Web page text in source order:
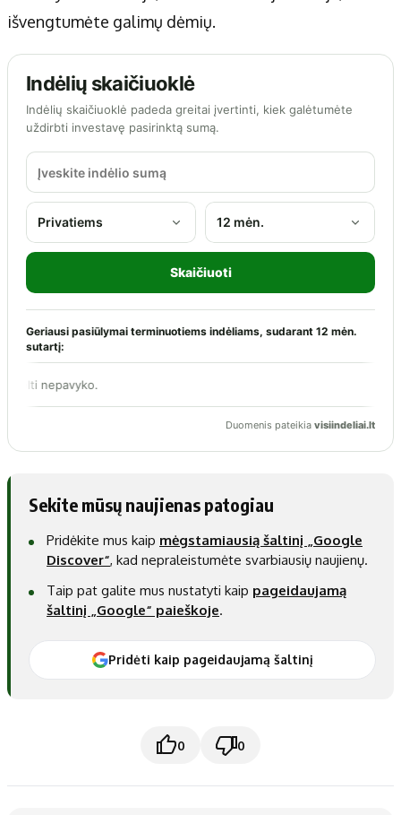
išvengtumėte galimų dėmių.
Sekite mūsų naujienas patogiau
Pridėkite mus kaip mėgstamiausią šaltinį „Google
Discover“, kad nepraleistumėte svarbiausių naujienų.
Taip pat galite mus nustatyti kaip pageidaujamą
šaltinį „Google“ paieškoje.
Pridėti kaip pageidaujamą šaltinį
0 0